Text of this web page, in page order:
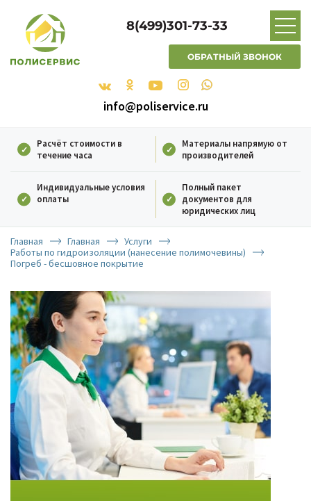
8(499)301-73-33
ОБРАТНЫЙ ЗВОНОК
info@poliservice.ru
Расчёт стоимости в
течение часа
Материалы напрямую от
производителей
Индивидуальные условия
оплаты
Полный пакет
документов для
юридических лиц
Главная Главная
Услуги
Работы по гидроизоляции (нанесение полимочевины)
Погреб - бесшовное покрытие